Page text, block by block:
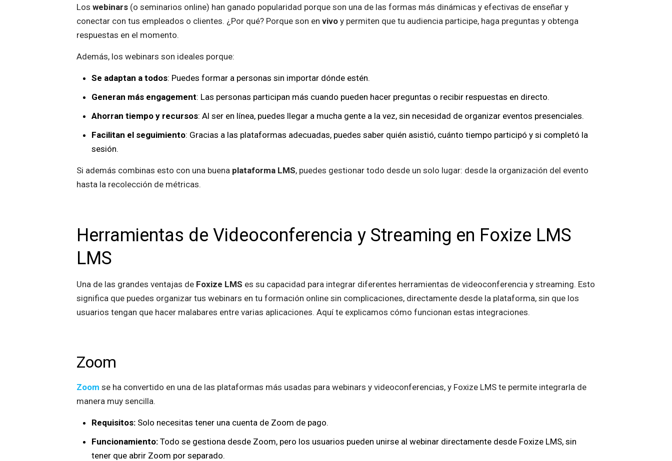
Los webinars(o seminarios online) han ganado popularidad porque son una de las formas más dinámicas y efectivas de enseñar y
conectar con tus empleados o clientes. ¿Por qué? Porque son en vivoy permiten que tu audiencia participe, haga preguntas y obtenga
respuestas en el momento.
Además, los webinars son ideales porque:
Se adaptan a todos: Puedes formar a personas sin importar dónde estén.
Generan más engagement: Las personas participan más cuando pueden hacer preguntas o recibir respuestas en directo.
Ahorran tiempo y recursos: Al ser en línea, puedes llegar a mucha gente a la vez, sin necesidad de organizar eventos presenciales.
Facilitan el seguimiento: Gracias a las plataformas adecuadas, puedes saber quién asistió, cuánto tiempo participó y si completó la
sesión.
Si además combinas esto con una buena plataforma LMS, puedes gestionar todo desde un solo lugar: desde la organización del evento
hasta la recolección de métricas.
Herramientas de Videoconferencia y Streaming en Foxize LMS
LMS
Una de las grandes ventajas de Foxize LMS es su capacidad para integrar diferentes herramientas de videoconferencia y streaming. Esto
significa que puedes organizar tus webinars en tu formación online sin complicaciones, directamente desde la plataforma, sin que los
usuarios tengan que hacer malabares entre varias aplicaciones. Aquí te explicamos cómo funcionan estas integraciones.
Zoom
Zoom se ha convertido en una de las plataformas más usadas para webinars y videoconferencias, y Foxize LMS te permite integrarla de
manera muy sencilla.
Requisitos:Solo necesitas tener una cuenta de Zoom de pago.
Funcionamiento:Todo se gestiona desde Zoom, pero los usuarios pueden unirse al webinar directamente desde Foxize LMS, sin
tener que abrir Zoom por separado.